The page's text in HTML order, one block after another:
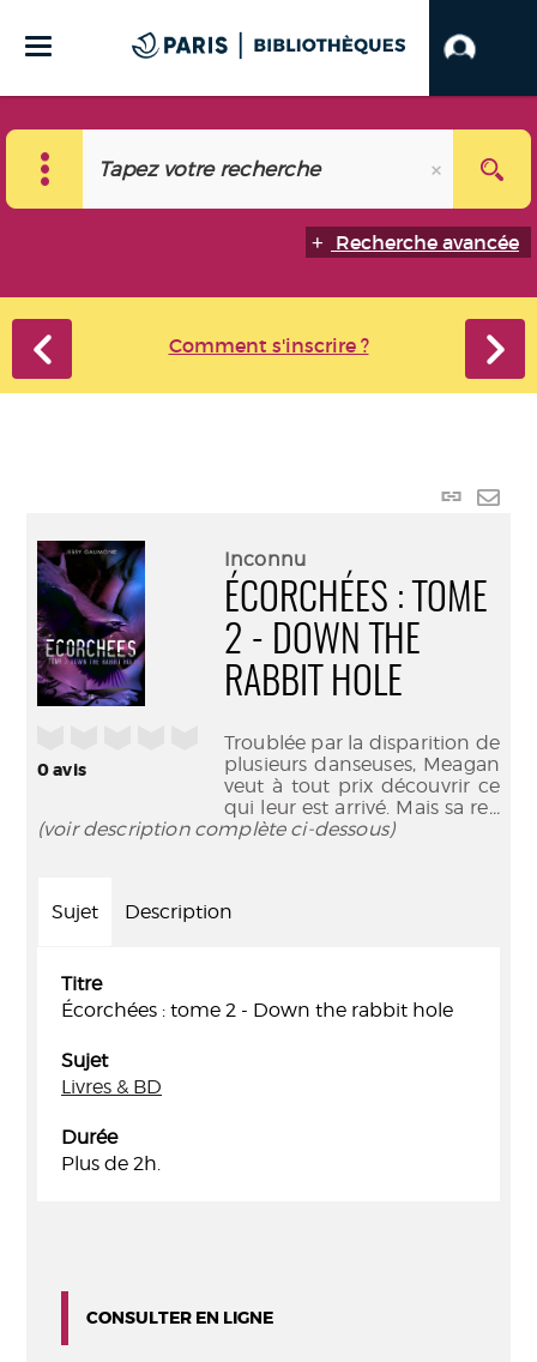
Recherche avancée
Comment s'inscrire ?
Lien
0avis
Inconnu
ÉCORCHÉES : TOME
2 - DOWN THE
RABBIT HOLE
Troublée par la disparition de
plusieurs danseuses, Meagan
veut à tout prix découvrir ce
qui leur est arrivé. Mais sa re...
(voir description complète ci-dessous)
Sujet Description
Titre
Écorchées : tome 2 - Down the rabbit hole
Sujet
Livres & BD
Durée
Plus de 2h.
CONSULTER EN LIGNE